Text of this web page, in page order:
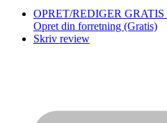
OPRET/REDIGER
Opret din forretning (Gratis)
Skriv review